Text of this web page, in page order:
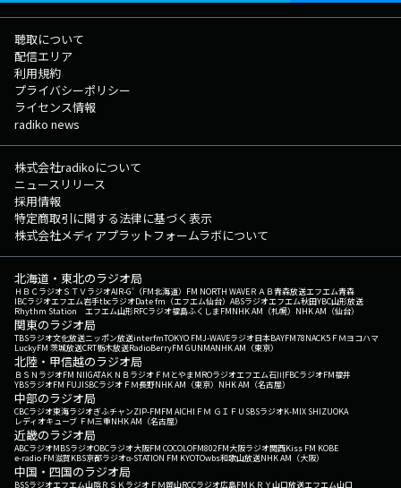
聴取について
配信エリア
利用規約
プライバシーポリシー
ライセンス情報
radiko news
株式会社radikoについて
ニュースリリース
採用情報
特定商取引に関する法律に基づく表示
株式会社メディアプラットフォームラボについて
北海道・東北のラジオ局
ＨＢＣラジオＳＴＶラジオAIR-G'（FM北海道） FM NORTH WAVEＲＡＢ青森放送エフエム青森
IBCラジオエフエム岩手tbcラジオDate fm（エフエム仙台） ABSラジオエフエム秋田YBC山形放送
Rhythm Station エフエム山形RFCラジオ福島ふくしまFMNHK AM（札幌） NHK AM（仙台）
関東のラジオ局
TBSラジオ文化放送ニッポン放送interfmTOKYO FMJ-WAVEラジオ日本BAYFM78NACK5 ＦＭヨコハマ
LuckyFM 茨城放送CRT栃木放送RadioBerryFM GUNMANHK AM（東京）
北陸・甲信越のラジオ局
ＢＳＮラジオFM NIIGATAＫＮＢラジオ ＦＭとやまMROラジオエフエム石川FBCラジオFM福井
YBSラジオFM FUJISBCラジオ ＦＭ長野NHK AM（東京） NHK AM（名古屋）
中部のラジオ局
CBCラジオ東海ラジオぎふチャンZIP-FMFM AICHI ＦＭ ＧＩＦＵ SBSラジオK-MIX SHIZUOKA
レディオキューブ ＦＭ三重NHK AM（名古屋）
近畿のラジオ局
ABCラジオMBSラジオOBCラジオ大阪FM COCOLOFM802FM大阪ラジオ関西Kiss FM KOBE
e-radio FM滋賀KBS京都ラジオα-STATION FM KYOTOwbs和歌山放送NHK AM（大阪）
中国・四国のラジオ局
BSSラジオエフエム山陰ＲＳＫラジオ ＦＭ岡山RCCラジオ広島FM ＫＲＹ山口放送エフエム山口